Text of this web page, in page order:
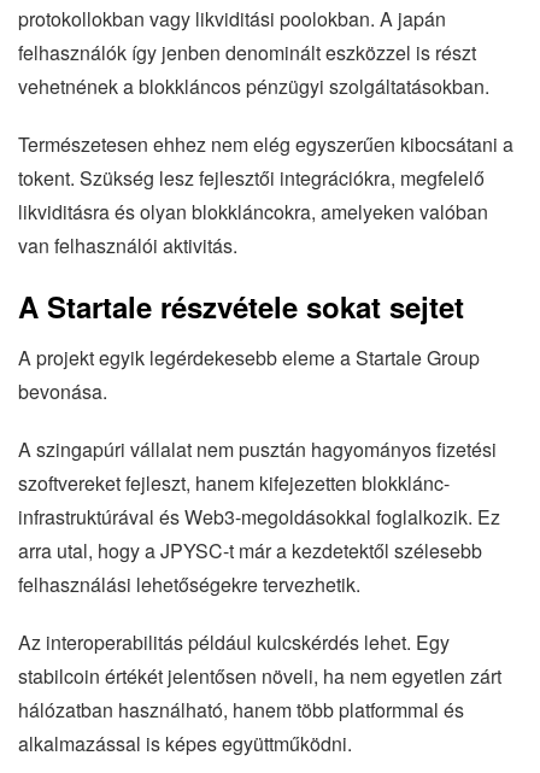
protokollokban vagy likviditási poolokban. A japán
felhasználók így jenben denominált eszközzel is részt
vehetnének a blokkláncos pénzügyi szolgáltatásokban.
Természetesen ehhez nem elég egyszerűen kibocsátani a
tokent. Szükség lesz fejlesztői integrációkra, megfelelő
likviditásra és olyan blokkláncokra, amelyeken valóban
van felhasználói aktivitás.
A Startale részvétele sokat sejtet
A projekt egyik legérdekesebb eleme a Startale Group
bevonása.
A szingapúri vállalat nem pusztán hagyományos fizetési
szoftvereket fejleszt, hanem kifejezetten blokklánc-
infrastruktúrával és Web3-megoldásokkal foglalkozik. Ez
arra utal, hogy a JPYSC-t már a kezdetektől szélesebb
felhasználási lehetőségekre tervezhetik.
Az interoperabilitás például kulcskérdés lehet. Egy
stabilcoin értékét jelentősen növeli, ha nem egyetlen zárt
hálózatban használható, hanem több platformmal és
alkalmazással is képes együttműködni.